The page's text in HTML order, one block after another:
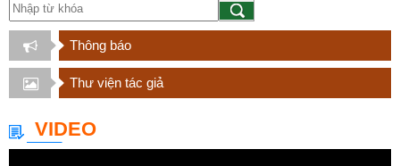
Thông báo
Thư viện tác giả
VIDEO